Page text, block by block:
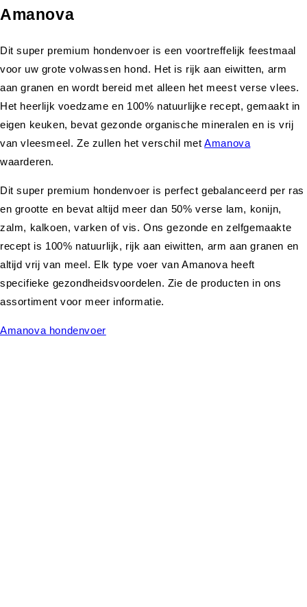
Amanova
Dit super premium hondenvoer is een voortreffelijk feestmaal
voor uw grote volwassen hond. Het is rijk aan eiwitten, arm
aan granen en wordt bereid met alleen het meest verse vlees.
Het heerlijk voedzame en 100% natuurlijke recept, gemaakt in
eigen keuken, bevat gezonde organische mineralen en is vrij
van vleesmeel. Ze zullen het verschil metAmanova
waarderen.
Dit super premium hondenvoer is perfect gebalanceerd per ras
en grootte en bevat altijd meer dan 50% verse lam, konijn,
zalm, kalkoen, varken of vis. Ons gezonde en zelfgemaakte
recept is 100% natuurlijk, rijk aan eiwitten, arm aan granen en
altijd vrij van meel. Elk type voer van Amanova heeft
specifieke gezondheidsvoordelen. Zie de producten in ons
assortiment voor meer informatie.
Amanova hondenvoer